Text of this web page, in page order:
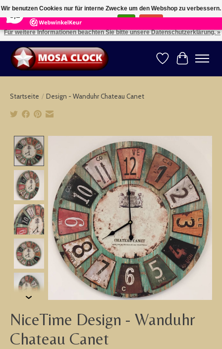
164 Reviews ×
Kies uw taal: NL -- Wählen Sie ihre Sprache: DE -- Choose your language: EN ⇓ ⇒
Wunschzettel
Ihr
Startseite / Design - Wanduhr Chateau Canet
Product image slideshow Items
NiceTime Design - Wanduhr
Chateau Canet
Wir benutzen Cookies nur für interne Zwecke um den Webshop zu verbessern.
Ist das in Ordnung?
Für weitere Informationen beachten Sie bitte unsere Datenschutzerklärung. »